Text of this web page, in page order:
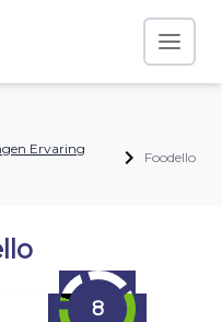
Ervaring
Foodello
8